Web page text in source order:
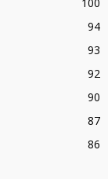
100
94
93
92
90
87
86